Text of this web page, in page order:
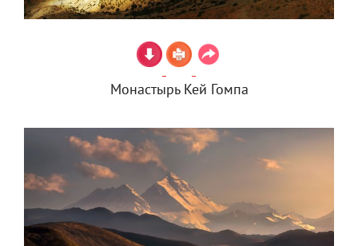
Монастырь Кей Гомпа